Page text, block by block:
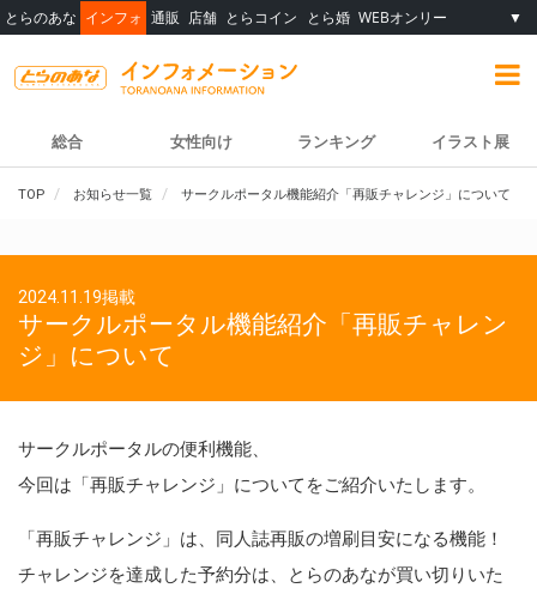
とらのあな インフォ 通販 店舗 とらコイン とら婚 WEBオンリー ▼
総合 女性向け ランキング イラスト展
TOP お知らせ一覧 サークルポータル機能紹介「再販チャレンジ」について
2024.11.19掲載
サークルポータル機能紹介「再販チャレン
ジ」について
サークルポータルの便利機能、
今回は「再販チャレンジ」についてをご紹介いたします。
「再販チャレンジ」は、同人誌再販の増刷目安になる機能！
チャレンジを達成した予約分は、とらのあなが買い切りいた